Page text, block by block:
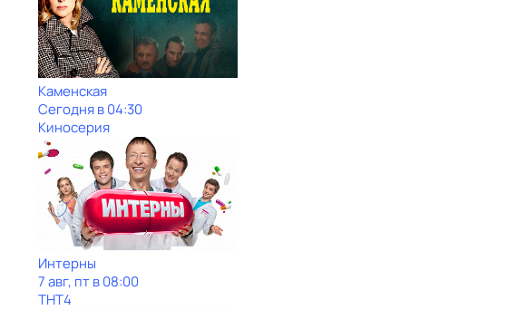
Каменская
Сегодня в 04:30
Киносерия
Интерны
7 авг, пт в 08:00
ТНТ4